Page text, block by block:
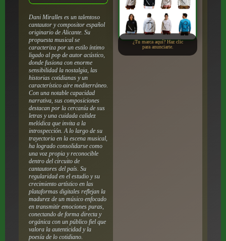
Dani Miralles es un talentoso
cantautor y compositor español
originario de Alicante. Su
propuesta musical se
caracteriza por un estilo íntimo
ligado al pop de autor acústico,
donde fusiona con enorme
sensibilidad la nostalgia, las
historias cotidianas y un
característico aire mediterráneo.
Con una notable capacidad
narrativa, sus composiciones
destacan por la cercanía de sus
letras y una cuidada calidez
melódica que invita a la
introspección. A lo largo de su
trayectoria en la escena musical,
ha logrado consolidarse como
una voz propia y reconocible
dentro del circuito de
cantautores del país. Su
regularidad en el estudio y su
crecimiento artístico en las
plataformas digitales reflejan la
madurez de un músico enfocado
en transmitir emociones puras,
conectando de forma directa y
orgánica con un público fiel que
valora la autenticidad y la
poesía de lo cotidiano.
¿Tu marca aquí? Haz clic
para anunciarte.